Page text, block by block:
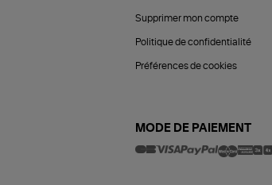
Supprimer mon compte
Politique de confidentialité
Préférences de cookies
MODE DE PAIEMENT